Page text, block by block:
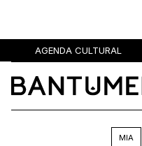
AGENDA CULTURAL
MIA